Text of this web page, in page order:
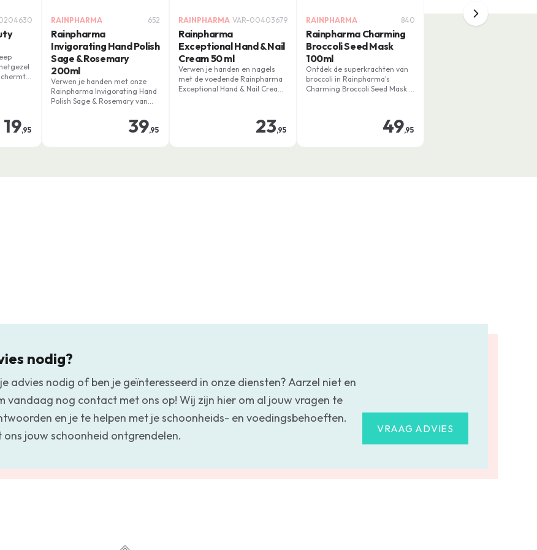
draagt
19,95
RAINPHARMA 652
Rainpharma
Invigorating Hand Polish
Sage & Rosemary
200ml
Verwen je handen met onze
Rainpharma Invigorating Hand
Polish Sage & Rosemary van
natuurlijke ingrediënten, deze
scrub voedt je huid en laat een
39,95
RAINPHARMA VAR-00403679
Rainpharma
Exceptional Hand & Nail
Cream 50 ml
Verwen je handen en nagels
met de voedende Rainpharma
Exceptional Hand & Nail Cream.
handen er jeugdiger uitzien en
23,95
RAINPHARMA 840
Rainpharma Charming
Broccoli Seed Mask
100ml
Ontdek de superkrachten van
broccoli in Rainpharma's
Charming Broccoli Seed Mask.
laat voelen. Gemaakt van
superfood broccoli, dit masker
49,95
nodig?
advies nodig of ben je geïnteresseerd in onze diensten? Aarzel niet en
vandaag nog contact met ons op! Wij zijn hier om al jouw vragen te
en je te helpen met je schoonheids- en voedingsbehoeften.
ons jouw schoonheid ontgrendelen.
VRAAG ADVIES